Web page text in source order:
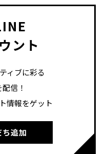
ント
ィブに彩る
信！
情報をゲット
追加